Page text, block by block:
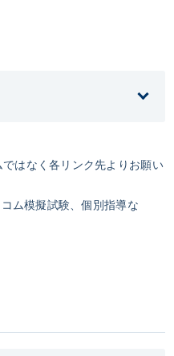
はなく各リンク先よりお願い
ム模擬試験、個別指導な